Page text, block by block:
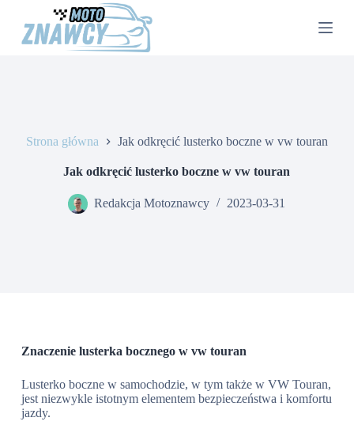
Strona główna Jak odkręcić lusterko boczne w vw touran
Jak odkręcić lusterko boczne w vw touran
Redakcja Motoznawcy 2023-03-31
Znaczenie lusterka bocznego w vw touran
Lusterko boczne w samochodzie, w tym także w VW Touran,
jest niezwykle istotnym elementem bezpieczeństwa i komfortu
jazdy.